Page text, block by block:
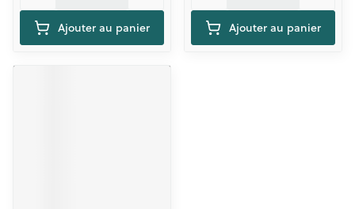
Ajouter au panier Ajouter au panier